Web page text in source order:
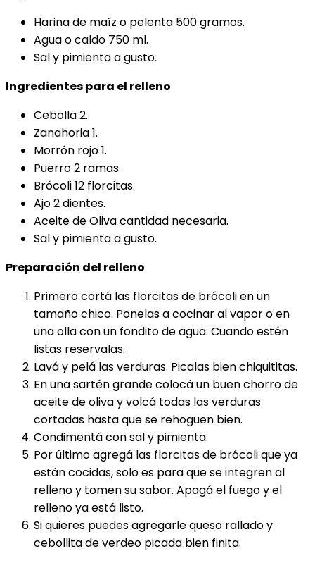
Harina de maíz o pelenta 500 gramos.
Agua o caldo 750 ml.
Sal y pimienta a gusto.
Ingredientes para el relleno
Cebolla 2.
Zanahoria 1.
Morrón rojo 1.
Puerro 2 ramas.
Brócoli 12 florcitas.
Ajo 2 dientes.
Aceite de Oliva cantidad necesaria.
Sal y pimienta a gusto.
Preparación del relleno
Primero cortá las florcitas de brócoli en un
tamaño chico. Ponelas a cocinar al vapor o en
una olla con un fondito de agua. Cuando estén
listas reservalas.
Lavá y pelá las verduras. Picalas bien chiquititas.
En una sartén grande colocá un buen chorro de
aceite de oliva y volcá todas las verduras
cortadas hasta que se rehoguen bien.
Condimentá con sal y pimienta.
Por último agregá las florcitas de brócoli que ya
están cocidas, solo es para que se integren al
relleno y tomen su sabor. Apagá el fuego y el
relleno ya está listo.
Si quieres puedes agregarle queso rallado y
cebollita de verdeo picada bien finita.